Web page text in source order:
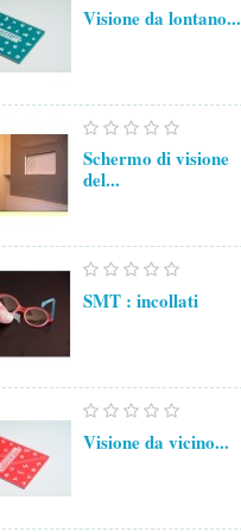
Visione da lontano...
Schermo di visione
del...
SMT : incollati
Visione da vicino...